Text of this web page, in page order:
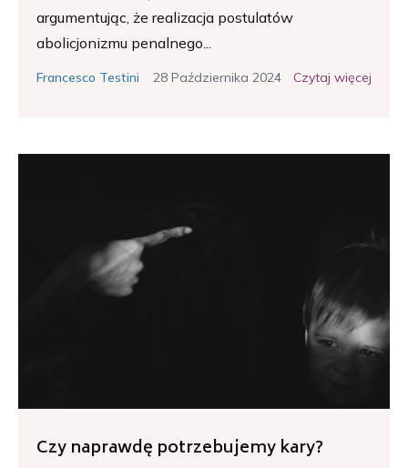
argumentując, że realizacja postulatów
abolicjonizmu penalnego...
Francesco Testini 28 Października 2024 Czytaj więcej
Czy naprawdę potrzebujemy kary?